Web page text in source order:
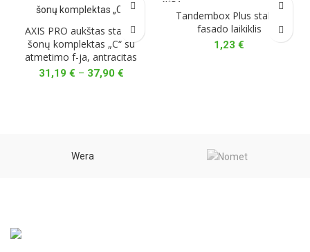
AXIS PRO aukštas stalčių
šonų komplektas „C“ su
atmetimo f-ja, antracitas
31,19 € – 37,90 €Price
NĖRA
Tandembox Plus stalčių
fasado laikiklis
1,23 €
Wera